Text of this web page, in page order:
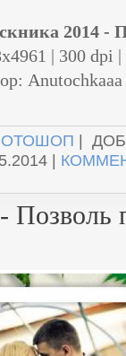
2014 -
| 300 dpi
Anutochkaaa
|
|